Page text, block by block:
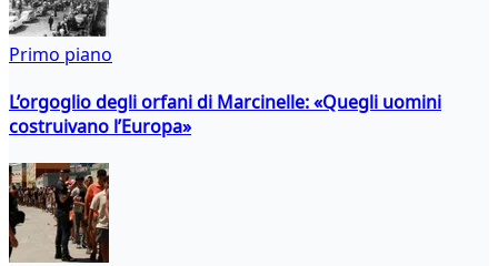
Primo piano
L’orgoglio degli orfani di Marcinelle: «Quegli uomini
costruivano l’Europa»